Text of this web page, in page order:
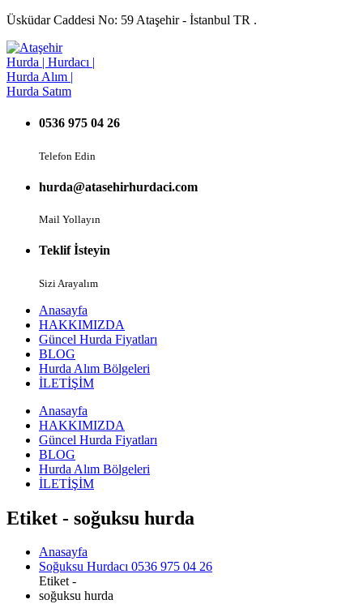
Üsküdar Caddesi No: 59 Ataşehir - İstanbul TR .
0536 975 04 26
Telefon Edin
hurda@atasehirhurdaci.com
Mail Yollayın
Teklif İsteyin
Sizi Arayalım
Anasayfa
HAKKIMIZDA
Güncel Hurda Fiyatları
BLOG
Hurda Alım Bölgeleri
İLETİŞİM
Anasayfa
HAKKIMIZDA
Güncel Hurda Fiyatları
BLOG
Hurda Alım Bölgeleri
İLETİŞİM
Etiket - soğuksu hurda
Anasayfa
Soğuksu Hurdacı 0536 975 04 26
Etiket -
soğuksu hurda